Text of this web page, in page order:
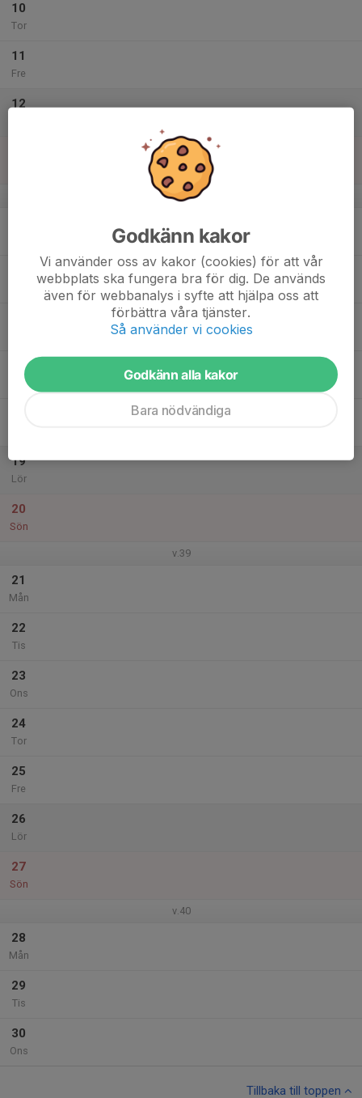
10
Tor
11
Fre
12
v.38
17
Tor
19
Lör
20
Sön
v.39
21
Mån
22
Tis
23
Ons
24
Tor
25
Fre
26
Lör
27
Sön
v.40
28
Mån
29
Tis
30
Ons
Tillbaka till toppen
Godkänn kakor
Vi använder oss av kakor (cookies) för att vår
webbplats ska fungera bra för dig. De används
även för webbanalys i syfte att hjälpa oss att
förbättra våra tjänster.
Så använder vi cookies
Godkänn alla kakor
Bara nödvändiga